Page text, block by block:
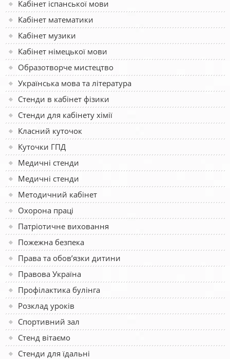
Кабінет іспанської мови
Кабінет математики
Кабінет музики
Кабінет німецької мови
Образотворче мистецтво
Українська мова та література
Стенди в кабінет фізики
Стенди для кабінету хімії
Класний куточок
Куточки ГПД
Медичні стенди
Медичні стенди
Методичний кабінет
Охорона праці
Патріотичне виховання
Пожежна безпека
Права та обов’язки дитини
Правова Україна
Профілактика булінга
Розклад уроків
Спортивний зал
Стенд вітаємо
Стенди для їдальні